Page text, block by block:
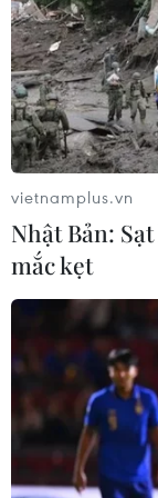
kỳ năm trước.
Xuất khẩu
hướng mốc
vietnamplus.vn
Nhật Bản:
mắc kẹt